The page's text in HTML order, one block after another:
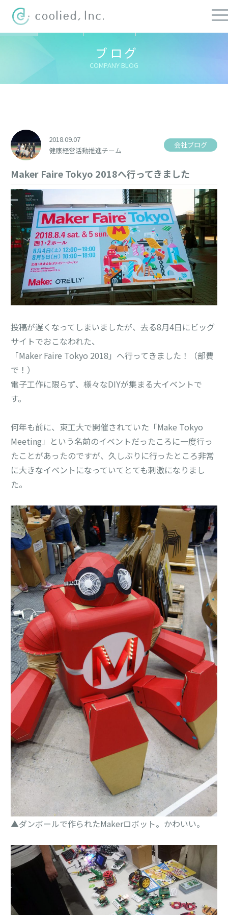
ブログ
COMPANY BLOG
ての記事
2018.09.07
健康経営活動推進チーム
会社ブログ
Maker Faire Tokyo 2018へ行ってきました
投稿が遅くなってしまいましたが、去る8月4日にビッグ
サイトでおこなわれた、
「Maker Faire Tokyo 2018」へ行ってきました！（部費
で！）
電子工作に限らず、様々なDIYが集まる大イベントで
す。
何年も前に、東工大で開催されていた「Make Tokyo
Meeting」という名前のイベントだったころに一度行っ
たことがあったのですが、久しぶりに行ったところ非常
に大きなイベントになっていてとても刺激になりまし
た。
▲ダンボールで作られたMakerロボット。かわいい。